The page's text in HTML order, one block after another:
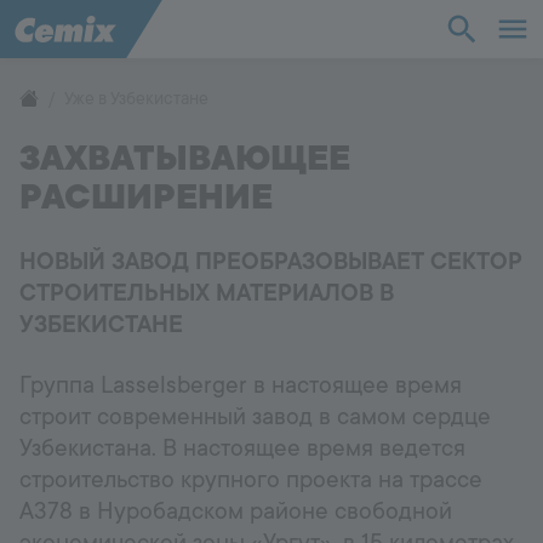
Решения
Поддержка
О нас
Контакты
Карьера
ЗАХВАТЫВАЮЩЕЕ
РАСШИРЕНИЕ
НОВЫЙ ЗАВОД ПРЕОБРАЗОВЫВАЕТ СЕКТОР
СТРОИТЕЛЬНЫХ МАТЕРИАЛОВ В
УЗБЕКИСТАНЕ
Группа Lasselsberger в настоящее время
строит современный завод в самом сердце
Узбекистана. В настоящее время ведется
строительство крупного проекта на трассе
А378 в Нуробадском районе свободной